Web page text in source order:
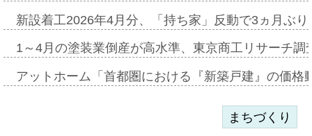
新設着工2026年4月分、「持ち家」反動で3ヵ月ぶ
1～4月の塗装業倒産が高水準、東京商工リサーチ
アットホーム「首都圏における『新築戸建』の価
まちづくり